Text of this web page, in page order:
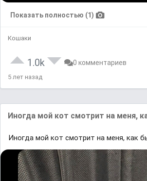
Показать полностью (1)
Кошаки
1.0k 0 комментариев
5 лет назад
Иногда мой кот смотрит на меня,
Иногда мой кот смотрит на меня, как